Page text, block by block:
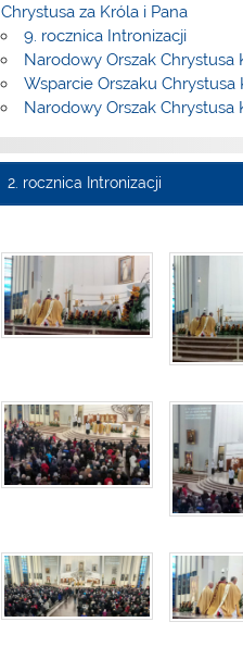
Chrystusa za Króla i Pana
9. rocznica Intronizacji
Narodowy Orszak Chrystusa
Wsparcie Orszaku Chrystusa
Narodowy Orszak Chrystusa
2. rocznica Intronizacji